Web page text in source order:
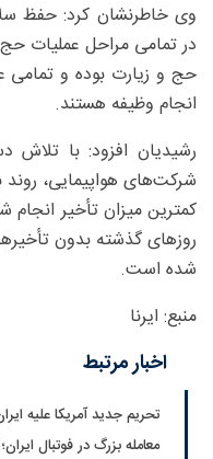
وی خاطرنشان کرد: حفظ
در تمامی مراحل عملیات
حج و زیارت بوده و تمامی
انجام وظیفه هستند.
رشیدیان افزود: با تلاش
شرکت‌های هواپیمایی، روند
کمترین میزان تأخیر
روزهای گذشته بدون
شده است.
منبع: ایرنا
اخبار مرتبط
تحریم جدید آمریکا علیه
معامله بزرگ در فوتبال